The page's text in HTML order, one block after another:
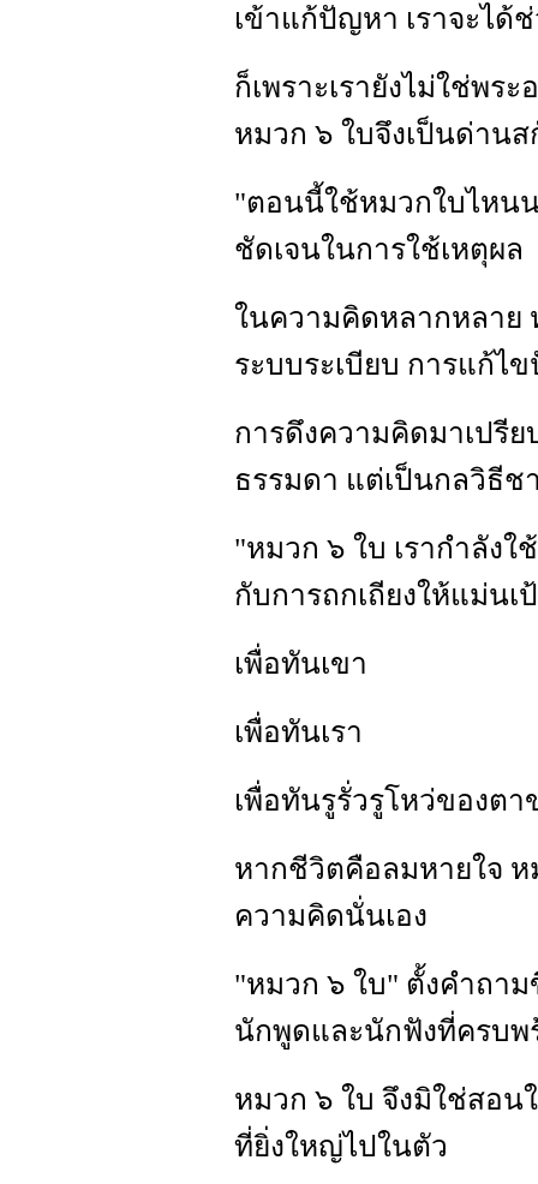
เข้าแก้ปัญหา เราจะได้
ก็เพราะเรายังไม่ใช่พร
หมวก ๖ ใบจึงเป็นด่าน
"ตอนนี้ใช้หมวกใบไหนน
ชัดเจนในการใช้เหตุผล
ในความคิดหลากหลาย
ระบบระเบียบ การแก้ไ
การดึงความคิดมาเปรีย
ธรรมดา แต่เป็นกลวิธี
"หมวก ๖ ใบ เรากำลังใ
กับการถกเถียงให้แม่นเ
เพื่อทันเขา
เพื่อทันเรา
เพื่อทันรูรั่วรูโหว่ของตา
หากชีวิตคือลมหายใจ ห
ความคิดนั่นเอง
"หมวก ๖ ใบ" ตั้งคำถาม
นักพูดและนักฟังที่ครบพ
หมวก ๖ ใบ จึงมิใช่สอน
ที่ยิ่งใหญ่ไปในตัว